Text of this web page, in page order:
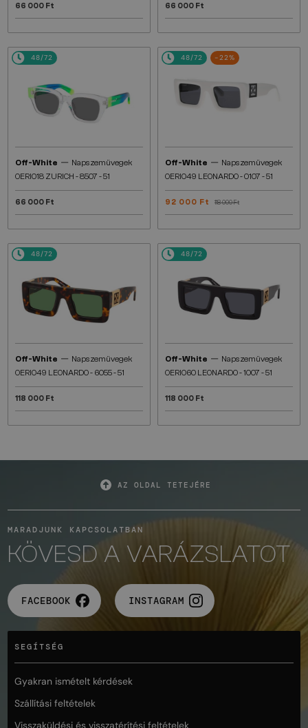
66 000 Ft 66 000 Ft
48/72
Off-White — Napszemüvegek
OERI018 ZURICH - 8507 - 51
66 000 Ft
48/72 -22%
Off-White — Napszemüvegek
OERI049 LEONARDO - 0107 - 51
92 000 Ft 118 000 Ft
48/72
Off-White — Napszemüvegek
OERI049 LEONARDO - 6055 - 51
118 000 Ft
48/72
Off-White — Napszemüvegek
OERI060 LEONARDO - 1007 - 51
118 000 Ft
AZ OLDAL TETEJÉRE
MARADJUNK KAPCSOLATBAN
KÖVESD A VARÁZSLATOT
FACEBOOK INSTAGRAM
SEGÍTSÉG
Gyakran ismételt kérdések
Szállítási feltételek
Visszaküldési és visszatérítési feltételek